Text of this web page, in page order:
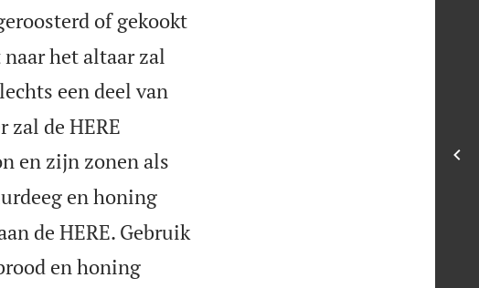
of gekookt
het altaar zal
een deel van
de HERE
en zijn zonen als
en honing
de HERE. Gebruik
en honing